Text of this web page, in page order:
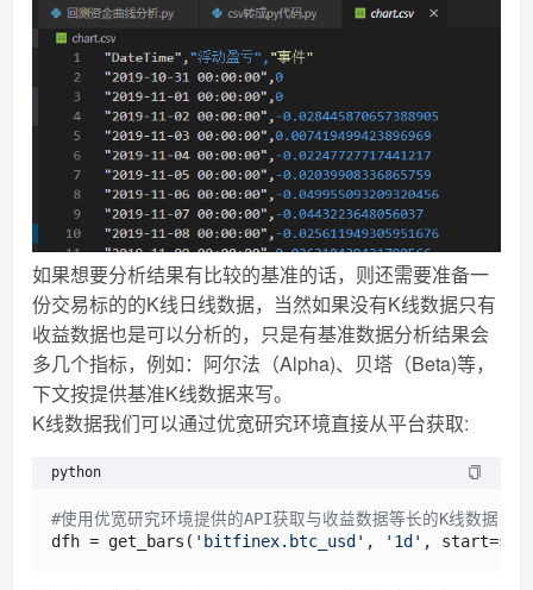
如果想要分析结果有比较的基准的话，则还需要准备一
份交易标的的K线日线数据，当然如果没有K线数据只有
收益数据也是可以分析的，只是有基准数据分析结果会
多几个指标，例如：阿尔法（Alpha)、贝塔（Beta)等，
下文按提供基准K线数据来写。
K线数据我们可以通过优宽研究环境直接从平台获取:
python
#使用优宽研究环境提供的API获取与收益数据等长的K线数据
dfh = get_bars( 'bitfinex.btc_usd' , '1d' , start=str